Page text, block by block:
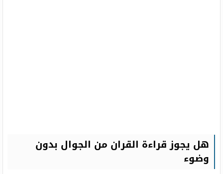
هل يجوز قراءة القران من الجوال بدون
وضوء